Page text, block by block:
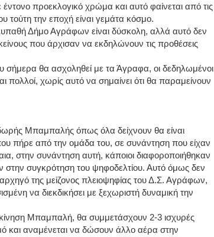
προεκλογικό χρώμα και αυτό φαίνεται από τις
την εποχή είναι γεμάτα κόσμο.
Δήμο Αγράφων είναι δύσκολη, αλλά αυτό δεν
που άρχισαν να εκδηλώνουν τις προθέσεις
θα ασχοληθεί με τα Άγραφα, οι δεδηλωμένοι
πολλοί, χωρίς αυτό να σημαίνει ότι θα παραμείνουν
Μπαμπαλής όπως όλα δείχνουν θα είναι
πήρε από την ομάδα του, σε συνάντηση που είχαν
στην συνάντηση αυτή, κάποιοι διαφοροποιήθηκαν
συγκρότηση του ψηφοδελτίου. Αυτό όμως δεν
της μείζονος πλειοψηφίας του Δ.Σ. Αγράφων,
να διεκδικήσει με ξεχωριστή δυναμική την
Μπαμπαλή, θα συμμετάσχουν 2-3 ισχυρές
και αναμένεται να δώσουν άλλο αέρα στην